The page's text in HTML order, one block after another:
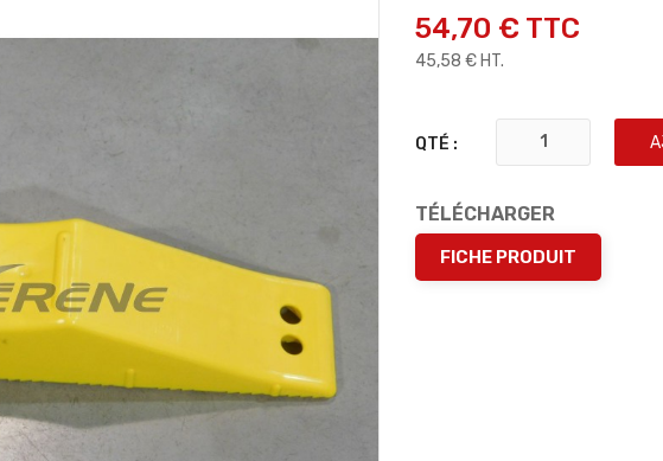
54,70 € TTC
45,58 € HT.
QTÉ :
TÉLÉCHARGER
FICHE PRODUIT